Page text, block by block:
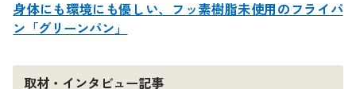
身体にも環境にも優しい、フッ素樹脂未使用のフライパ
ン「グリーンパン」
取材・インタビュー記事